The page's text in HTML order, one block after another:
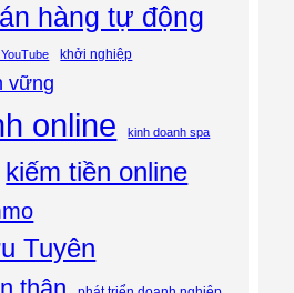
hàng tự động
khởi nghiệp
vững
online kinh doanh spa
kiếm tiền online
Tuyên